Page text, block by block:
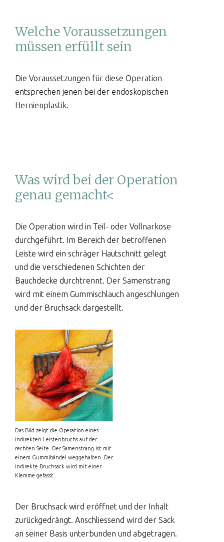
Welche Voraussetzungen
müssen erfüllt sein
Die Voraussetzungen für diese Operation
entsprechen jenen bei der endoskopischen
Hernienplastik.
Was wird bei der Operation
genau gemacht<
Die Operation wird in Teil- oder Vollnarkose
durchgeführt. Im Bereich der betroffenen
Leiste wird ein schräger Hautschnitt gelegt
und die verschiedenen Schichten der
Bauchdecke durchtrennt. Der Samenstrang
wird mit einem Gummischlauch angeschlungen
und der Bruchsack dargestellt.
Das Bild zeigt die Operation eines
indirekten Leistenbruchs auf der
rechten Seite. Der Samenstrang ist mit
einem Gummibändel weggehalten. Der
indirekte Bruchsack wird mit einer
Klemme gefasst.
Der Bruchsack wird eröffnet und der Inhalt
zurückgedrängt. Anschliessend wird der Sack
an seiner Basis unterbunden und abgetragen.